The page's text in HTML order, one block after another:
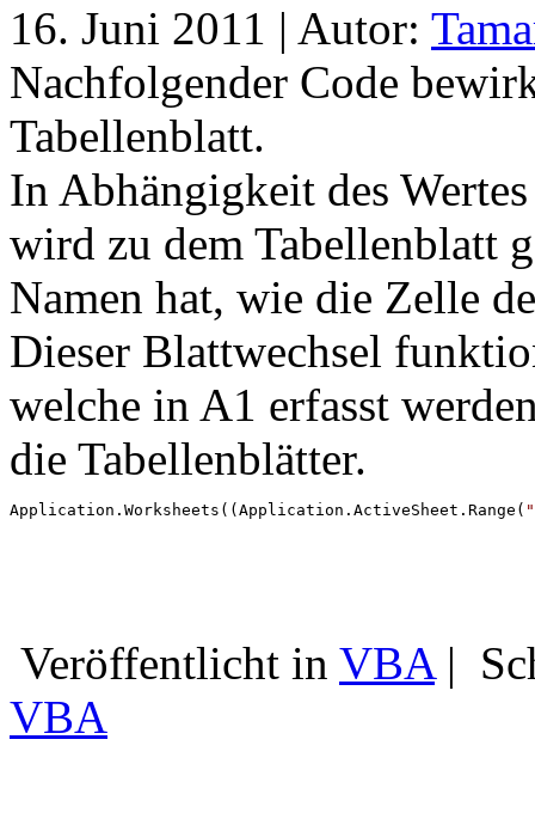
16. Juni 2011 | Autor:
Nachfolgender Code
Tabellenblatt.
In Abhängigkeit des
wird zu dem Tabellenblatt
Namen hat, wie die Zelle
Dieser Blattwechsel
welche in A1 erfasst
die Tabellenblätter.
Application.Worksheets((Application.ActiveSheet.Range(
Veröffentlicht in VBA |
VBA